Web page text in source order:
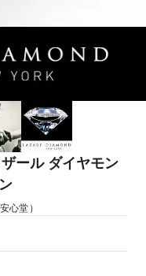
ール ダイヤモン
心堂）